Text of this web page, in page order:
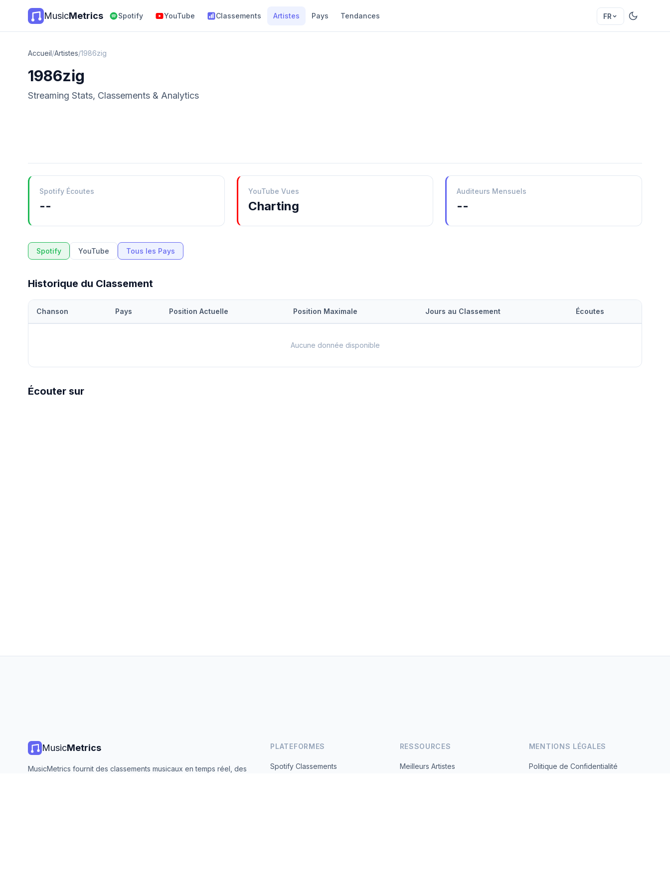
MusicMetrics Spotify YouTube Classements Artistes Pays Tendances FR
Accueil/Artistes/1986zig
1986zig
Streaming Stats, Classements & Analytics
Spotify Écoutes
--
YouTube Vues
Charting
Auditeurs Mensuels
--
Spotify YouTube Tous les Pays
Historique du Classement
Chanson Pays Position Actuelle Position Maximale Jours au Classement Écoutes
Aucune donnée disponible
Écouter sur
MusicMetrics
MusicMetrics fournit des classements musicaux en temps réel, des
PLATEFORMES
Spotify Classements
RESSOURCES
Meilleurs Artistes
MENTIONS LÉGALES
Politique de Confidentialité